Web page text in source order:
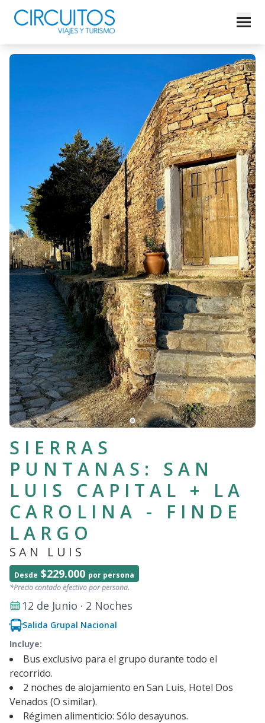
SIERRAS
PUNTANAS: SAN
LUIS CAPITAL + LA
CAROLINA - FINDE
LARGO
SAN LUIS
Desde $229.000 por persona
*Precio contado efectivo por persona.
12 de Junio · 2 Noches
Salida Grupal Nacional
Incluye:
Bus exclusivo para el grupo durante todo el
recorrido.
2 noches de alojamiento en San Luis, Hotel Dos
Venados (O similar).
Régimen alimenticio: Sólo desayunos.